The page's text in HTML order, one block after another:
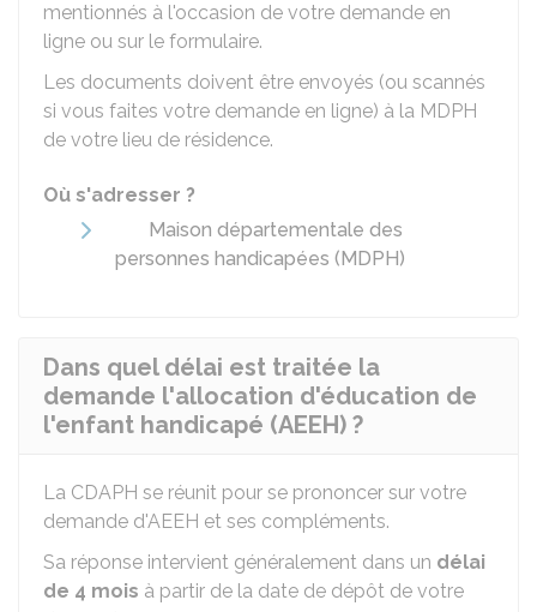
mentionnés à l'occasion de votre demande en
ligne ou sur le formulaire.
Les documents doivent être envoyés (ou scannés
si vous faites votre demande en ligne) à la MDPH
de votre lieu de résidence.
Où s'adresser ?
Maison départementale des
personnes handicapées (MDPH)
Dans quel délai est traitée la
demande l'allocation d'éducation de
l'enfant handicapé (AEEH) ?
La CDAPH se réunit pour se prononcer sur votre
demande d'AEEH et ses compléments.
Sa réponse intervient généralement dans un délai
de 4 mois à partir de la date de dépôt de votre